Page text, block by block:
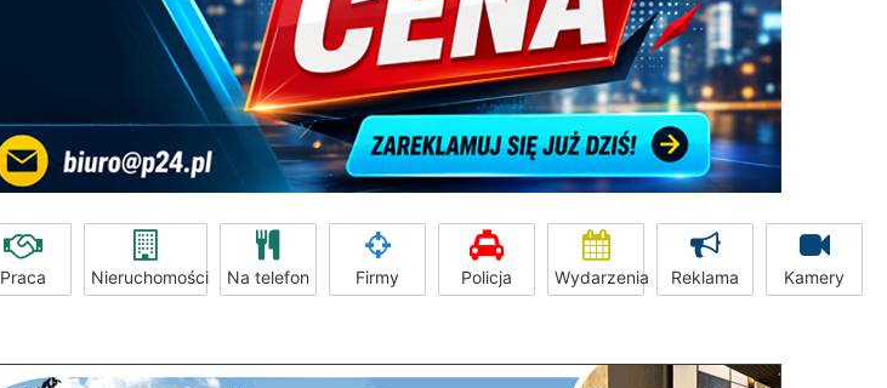
Praca Nieruchomości Na telefon Firmy Policja Wydarzenia Reklama Kamery